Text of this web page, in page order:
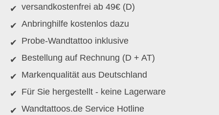
versandkostenfrei ab 49€ (D)
Anbringhilfe kostenlos dazu
Probe-Wandtattoo inklusive
Bestellung auf Rechnung (D + AT)
Markenqualität aus Deutschland
Für Sie hergestellt - keine Lagerware
Wandtattoos.de Service Hotline